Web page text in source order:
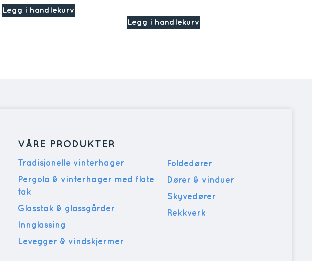
Legg i handlekurv
Legg i handlekurv
VÅRE PRODUKTER
Tradisjonelle vinterhager
Pergola & vinterhager med flate
tak
Glasstak & glassgårder
Innglassing
Levegger & vindskjermer
Foldedører
Dører & vinduer
Skyvedører
Rekkverk